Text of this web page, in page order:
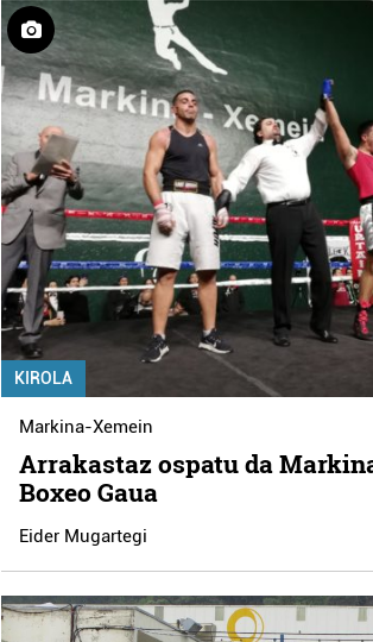
KIROLA
Markina-Xemein
Arrakastaz ospatu da
Boxeo Gaua
Eider Mugartegi